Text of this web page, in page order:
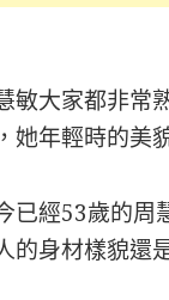
敏大家都非常
她年輕時的美
已經53歲的周
的身材樣貌還